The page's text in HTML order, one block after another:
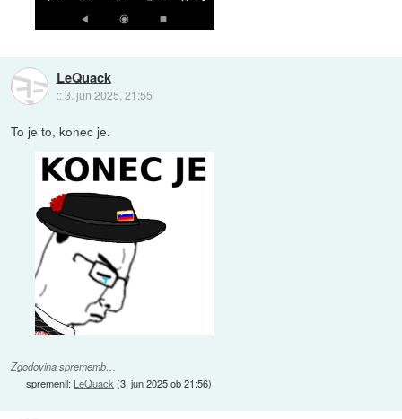
LeQuack
::3. jun 2025, 21:55
To je to, konec je.
Zgodovina sprememb…
spremenil: LeQuack (3. jun 2025 ob 21:56)